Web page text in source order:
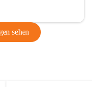
sehen